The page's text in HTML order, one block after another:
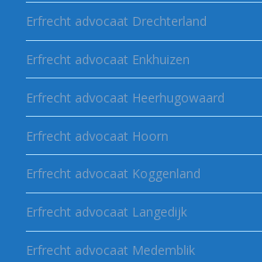
Erfrecht advocaat Drechterland
Erfrecht advocaat Enkhuizen
Erfrecht advocaat Heerhugowaard
Erfrecht advocaat Hoorn
Erfrecht advocaat Koggenland
Erfrecht advocaat Langedijk
Erfrecht advocaat Medemblik